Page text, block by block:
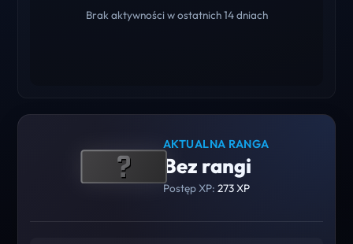
Brak aktywności w ostatnich 14 dniach
AKTUALNA RANGA
Bez rangi
Postęp XP: 273 XP